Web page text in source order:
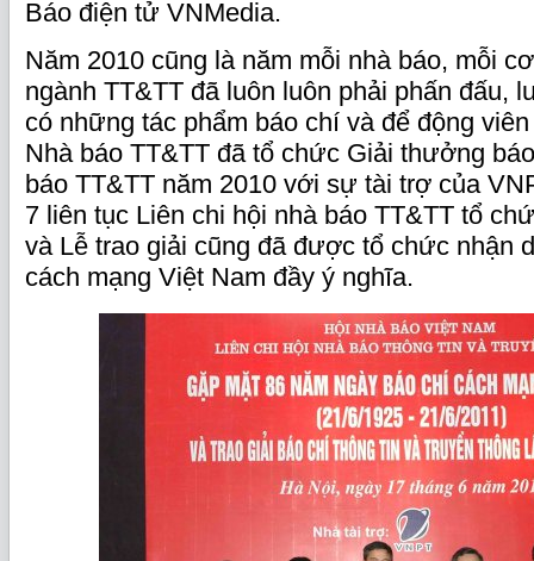
Báo điện tử VNMedia.
Năm 2010 cũng là năm mỗi nhà báo, mỗi
ngành TT&TT đã luôn luôn phải phấn đấu,
có những tác phẩm báo chí và để động
Nhà báo TT&TT đã tổ chức Giải thưởng
báo TT&TT năm 2010 với sự tài trợ của
7 liên tục Liên chi hội nhà báo TT&TT tổ
và Lễ trao giải cũng đã được tổ chức nhận
cách mạng Việt Nam đầy ý nghĩa.